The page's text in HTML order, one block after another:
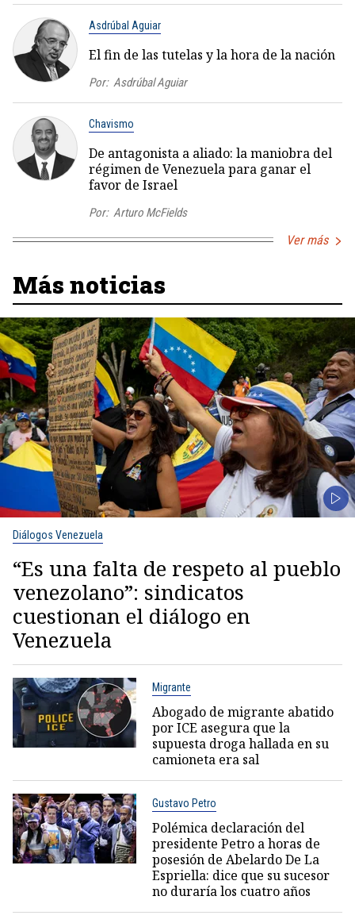
Asdrúbal Aguiar
El fin de las tutelas y la hora de la nación
Por: Asdrúbal Aguiar
Chavismo
De antagonista a aliado: la maniobra del
régimen de Venezuela para ganar el
favor de Israel
Por: Arturo McFields
Ver más
Más noticias
Diálogos Venezuela
“Es una falta de respeto al pueblo
venezolano”: sindicatos
cuestionan el diálogo en
Venezuela
Migrante
Abogado de migrante abatido
por ICE asegura que la
supuesta droga hallada en su
camioneta era sal
Gustavo Petro
Polémica declaración del
presidente Petro a horas de
posesión de Abelardo De La
Espriella: dice que su sucesor
no duraría los cuatro años